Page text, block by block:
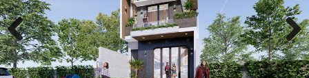
Previous Next